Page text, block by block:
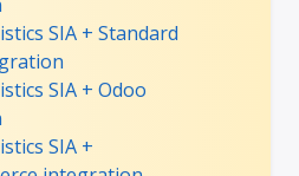
SIA + Standard
SIA + Odoo
SIA +